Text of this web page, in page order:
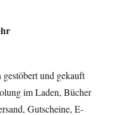
und gekauft
im Laden, Bücher
Gutscheine, E-